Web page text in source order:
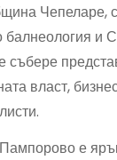
Чепеларе,
балнеология и
власт,
е